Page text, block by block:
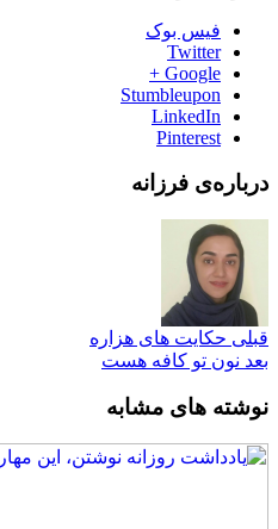
فیس بوک
Twitter
Google +
Stumbleupon
LinkedIn
Pinterest
درباره‌ی فرزانه
قبلی حکایت های هزاره
بعد نون تو کافه هست
نوشته های مشابه